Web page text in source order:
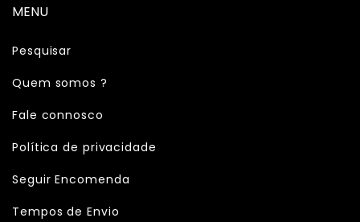
MENU
Pesquisar
Quem somos ?
Fale connosco
Política de privacidade
Seguir Encomenda
Tempos de Envio